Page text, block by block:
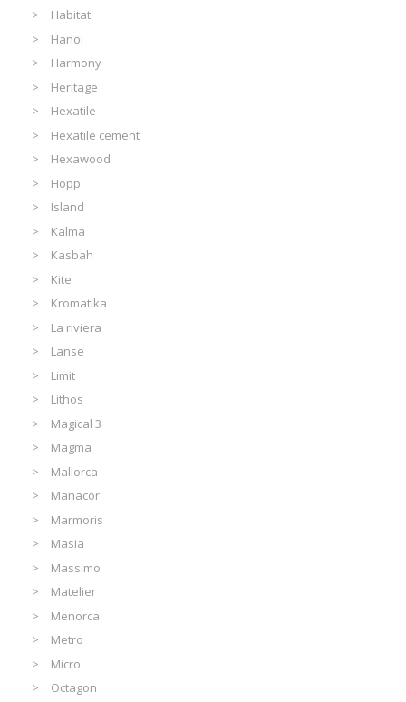
Habitat
Hanoi
Harmony
Heritage
Hexatile
Hexatile cement
Hexawood
Hopp
Island
Kalma
Kasbah
Kite
Kromatika
La riviera
Lanse
Limit
Lithos
Magical 3
Magma
Mallorca
Manacor
Marmoris
Masia
Massimo
Matelier
Menorca
Metro
Micro
Octagon